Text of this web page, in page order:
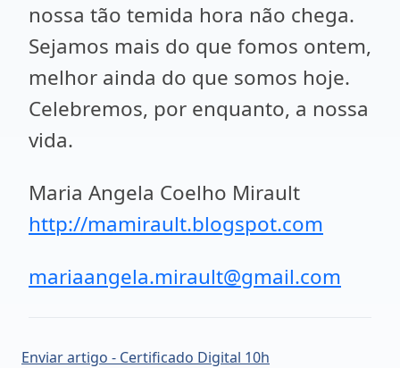
nossa tão temida hora não chega.
Sejamos mais do que fomos ontem,
melhor ainda do que somos hoje.
Celebremos, por enquanto, a nossa
vida.
Maria Angela Coelho Mirault
http://mamirault.blogspot.com
mariaangela.mirault@gmail.com
Enviar artigo - Certificado Digital 10h